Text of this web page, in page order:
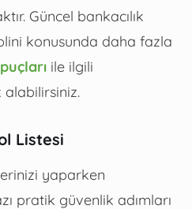
Güncel bankacılık
konusunda daha fazla
ile ilgili
Listesi
yaparken
pratik güvenlik adımları